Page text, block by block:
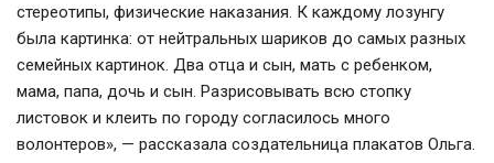
стереотипы, физические наказания. К каждому лозунгу
была картинка: от нейтральных шариков до самых разных
семейных картинок. Два отца и сын, мать с ребенком,
мама, папа, дочь и сын. Разрисовывать всю стопку
листовок и клеить по городу согласилось много
волонтеров», — рассказала создательница плакатов Ольга.